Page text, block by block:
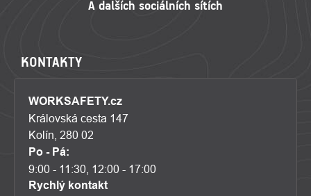
KONTAKTY
WORKSAFETY.cz
Královská cesta 147
Kolín, 280 02
Po - Pá:
9:00 - 11:30, 12:00 - 17:00
Rychlý kontakt